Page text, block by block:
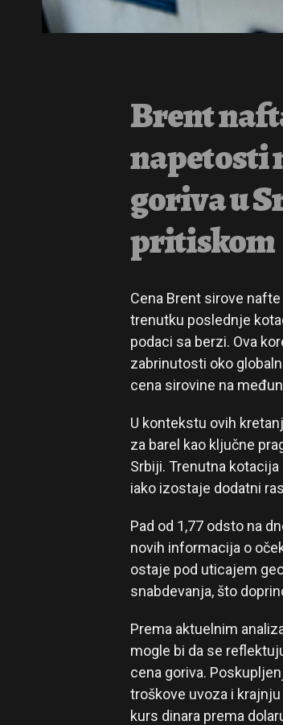
Brent
napetosti
goriva u
pritiskom
Cena Brent sirove
trenutku poslednje
podaci sa berzi. Ova
zabrinutosti oko
cena sirovine na
U kontekstu ovih
za barel kao ključne
Srbiji. Trenutna
iako izostaje dodatni
Pad od 1,77 odsto na
novih informacija o
ostaje pod uticajem
snabdevanja, što
Prema aktuelnim
mogle bi da se
cena goriva.
troškove uvoza i
kurs dinara prema